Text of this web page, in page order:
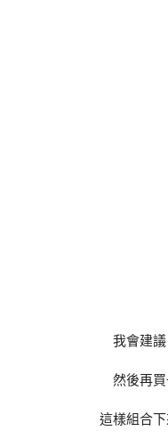
我會建議
然後再買
這樣組合